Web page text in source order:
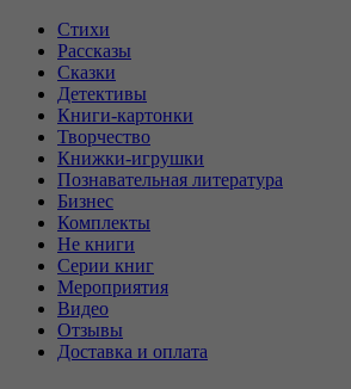
Стихи
Рассказы
Сказки
Детективы
Книги-картонки
Творчество
Книжки-игрушки
Познавательная литература
Бизнес
Комплекты
Не книги
Серии книг
Мероприятия
Видео
Отзывы
Доставка и оплата